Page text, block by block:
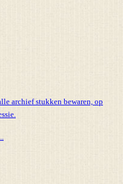
archief stukken bewaren, op